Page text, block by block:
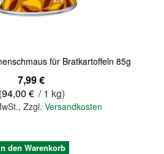
für Bratkartoffeln 85g
7,99 €
(94,00 € / 1 kg)
,Zzgl.Versandkosten
den Warenkorb